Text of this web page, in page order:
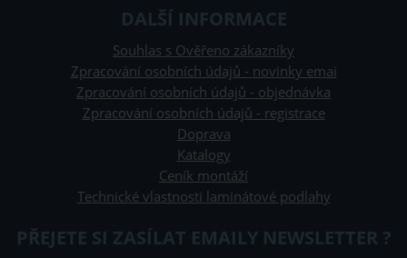
DALŠÍ INFORMACE
Souhlas s Ověřeno zákazníky
Zpracování osobních údajů - novinky emai
Zpracování osobních údajů - objednávka
Zpracování osobních údajů - registrace
Doprava
Katalogy
Ceník montáží
Technické vlastnosti laminátové podlahy
PŘEJETE SI ZASÍLAT EMAILY NEWSLETTER ?